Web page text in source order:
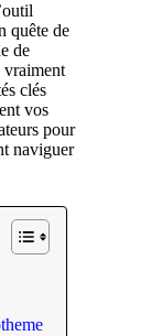
quête de
de
vraiment
clés
vos
pour
naviguer